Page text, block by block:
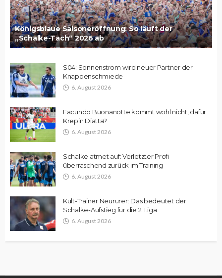
Königsblaue Saisoneröffnung: So läuft der
„Schalke-Tach“ 2026 ab
S04: Sonnenstrom wird neuer Partner der
Knappenschmiede
6. August 2026
Facundo Buonanotte kommt wohl nicht, dafür
Krepin Diatta?
6. August 2026
Schalke atmet auf: Verletzter Profi
überraschend zurück im Training
6. August 2026
Kult-Trainer Neururer: Das bedeutet der
Schalke-Aufstieg für die 2. Liga
6. August 2026